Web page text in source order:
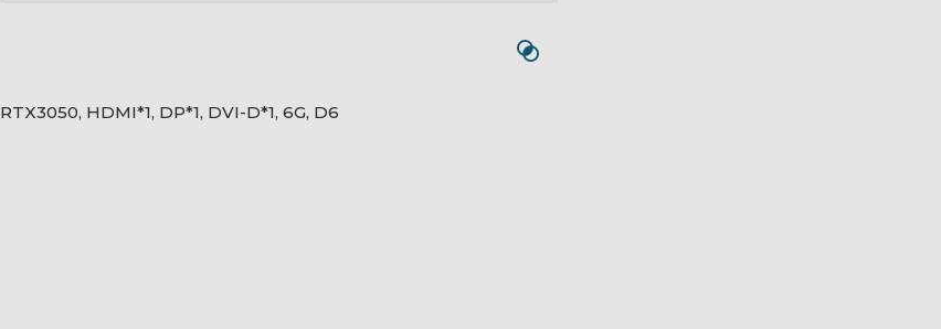
RTX3050, HDMI*1, DP*1, DVI-D*1, 6G, D6